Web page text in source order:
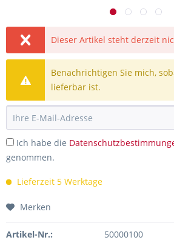
Dieser Artikel steht derzeit
Benachrichtigen Sie mich,
lieferbar ist.
Ich habe die
genommen.
Lieferzeit 5 Werktage
Merken
Artikel-Nr.: 50000100